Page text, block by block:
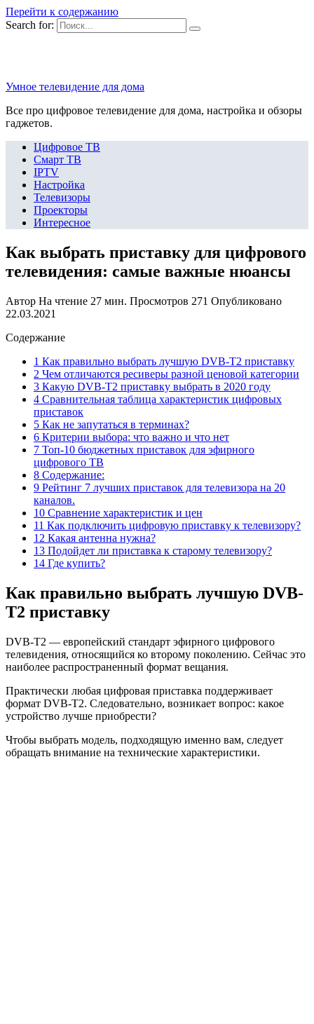
Перейти к содержанию
Search for:
Умное телевидение для дома
Все про цифровое телевидение для дома, настройка и обзоры
гаджетов.
Цифровое ТВ
Смарт ТВ
IPTV
Настройка
Телевизоры
Проекторы
Интересное
Как выбрать приставку для цифрового
телевидения: самые важные нюансы
Автор На чтение 27 мин. Просмотров 271 Опубликовано
22.03.2021
Содержание
1 Как правильно выбрать лучшую DVB-T2 приставку
2 Чем отличаются ресиверы разной ценовой категории
3 Какую DVB-T2 приставку выбрать в 2020 году
4 Сравнительная таблица характеристик цифровых
приставок
5 Как не запутаться в терминах?
6 Критерии выбора: что важно и что нет
7 Топ-10 бюджетных приставок для эфирного
цифрового ТВ
8 Содержание:
9 Рейтинг 7 лучших приставок для телевизора на 20
каналов.
10 Сравнение характеристик и цен
11 Как подключить цифровую приставку к телевизору?
12 Какая антенна нужна?
13 Подойдет ли приставка к старому телевизору?
14 Где купить?
Как правильно выбрать лучшую DVB-
T2 приставку
DVB-T2 — европейский стандарт эфирного цифрового
телевидения, относящийся ко второму поколению. Сейчас это
наиболее распространенный формат вещания.
Практически любая цифровая приставка поддерживает
формат DVB-T2. Следовательно, возникает вопрос: какое
устройство лучше приобрести?
Чтобы выбрать модель, подходящую именно вам, следует
обращать внимание на технические характеристики.